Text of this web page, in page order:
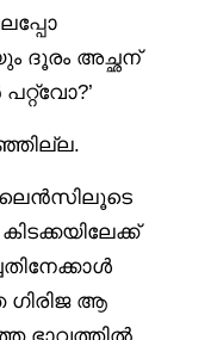
ദൂരം അച്ഛന്
ഗിരിജ ആ
ഭാവത്തിൽ